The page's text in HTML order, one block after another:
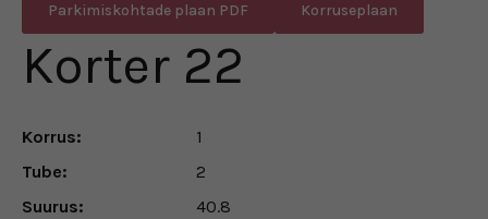
Korter 22
Korrus:
1
Tube:
2
Suurus:
40.8
Parkimiskohtade plaan PDF Korruseplaan